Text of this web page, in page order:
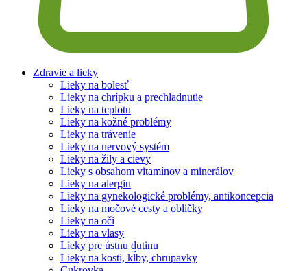
Zdravie a lieky
Lieky na bolesť
Lieky na chrípku a prechladnutie
Lieky na teplotu
Lieky na kožné problémy
Lieky na trávenie
Lieky na nervový systém
Lieky na žily a cievy
Lieky s obsahom vitamínov a minerálov
Lieky na alergiu
Lieky na gynekologické problémy, antikoncepcia
Lieky na močové cesty a obličky
Lieky na oči
Lieky na vlasy
Lieky pre ústnu dutinu
Lieky na kosti, kĺby, chrupavky